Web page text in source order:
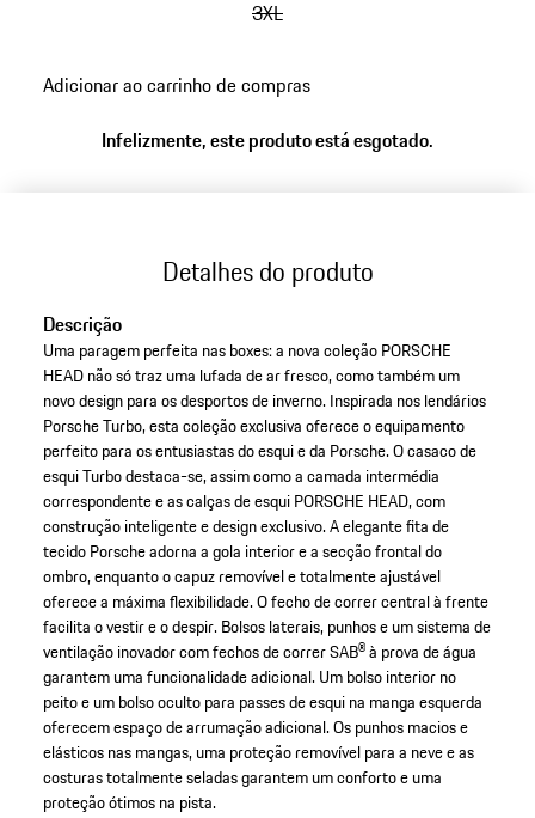
3XL
às
(Tamanho)
Adicionar ao carrinho de compras
Infelizmente, este produto está esgotado.
Detalhes do produto
Descrição
Uma paragem perfeita nas boxes: a nova coleção PORSCHE
HEAD não só traz uma lufada de ar fresco, como também um
novo design para os desportos de inverno. Inspirada nos lendários
Porsche Turbo, esta coleção exclusiva oferece o equipamento
perfeito para os entusiastas do esqui e da Porsche. O casaco de
esqui Turbo destaca-se, assim como a camada intermédia
correspondente e as calças de esqui PORSCHE HEAD, com
construção inteligente e design exclusivo. A elegante fita de
tecido Porsche adorna a gola interior e a secção frontal do
ombro, enquanto o capuz removível e totalmente ajustável
oferece a máxima flexibilidade. O fecho de correr central à frente
facilita o vestir e o despir. Bolsos laterais, punhos e um sistema de
ventilação inovador com fechos de correr SAB® à prova de água
garantem uma funcionalidade adicional. Um bolso interior no
peito e um bolso oculto para passes de esqui na manga esquerda
oferecem espaço de arrumação adicional. Os punhos macios e
elásticos nas mangas, uma proteção removível para a neve e as
costuras totalmente seladas garantem um conforto e uma
proteção ótimos na pista.